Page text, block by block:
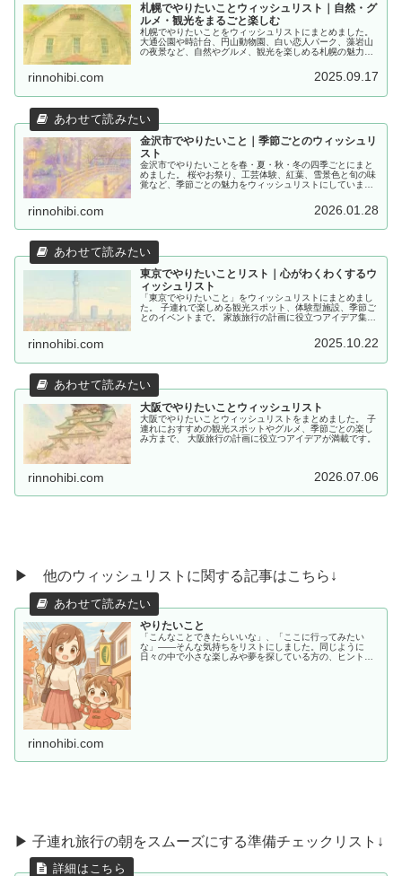
札幌でやりたいことウィッシュリスト｜自然・グ
ルメ・観光をまるごと楽しむ
札幌でやりたいことをウィッシュリストにまとめました。
大通公園や時計台、円山動物園、白い恋人パーク、藻岩山
の夜景など、自然やグルメ、観光を楽しめる札幌の魅力を
rinnohibi.com 2025.09.17
金沢市でやりたいこと｜季節ごとのウィッシュリ
スト
金沢市でやりたいことを春・夏・秋・冬の四季ごとにまと
めました。 桜やお祭り、工芸体験、紅葉、雪景色と旬の味
覚など、季節ごとの魅力をウィッシュリストにしていま
rinnohibi.com 2026.01.28
東京でやりたいことリスト｜心がわくわくするウ
ィッシュリスト
「東京でやりたいこと」をウィッシュリストにまとめまし
た。 子連れで楽しめる観光スポット、体験型施設、季節ご
とのイベントまで。 家族旅行の計画に役立つアイデア集で
rinnohibi.com 2025.10.22
大阪でやりたいことウィッシュリスト
大阪でやりたいことウィッシュリストをまとめました。 子
連れにおすすめの観光スポットやグルメ、季節ごとの楽し
み方まで、 大阪旅行の計画に役立つアイデアが満載です。
rinnohibi.com 2026.07.06
▶ 他のウィッシュリストに関する記事はこちら↓
やりたいこと
「こんなことできたらいいな」、「ここに行ってみたい
な」——そんな気持ちをリストにしました。同じように
日々の中で小さな楽しみや夢を探している方の、ヒントや
rinnohibi.com
▶ 子連れ旅行の朝をスムーズにする準備チェックリスト↓